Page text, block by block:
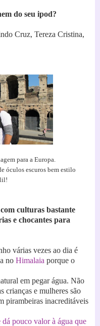
do seu ipod?
Cruz, Tereza Cristina,
para a Europa.
óculos escuros bem estilo
culturas bastante
e chocantes para
várias vezes ao dia é
no Himalaia porque o
em pegar água. Não
crianças e mulheres são
pirambeiras inacreditáveis
dá pouco valor à água que